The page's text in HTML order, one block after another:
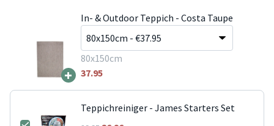
+
In- & Outdoor Teppich - Costa Taupe
80x150cm
37.95
Teppichreiniger - James Starters Set